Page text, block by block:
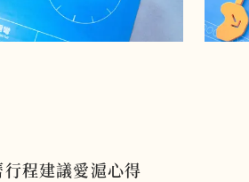
行程建議愛滬心得